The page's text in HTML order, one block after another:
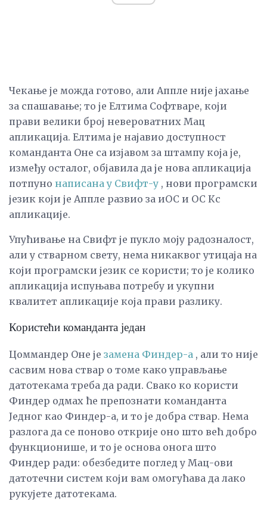
Чекање је можда готово, али Аппле није јахање
за спашавање; то је Елтима Софтваре, који
прави велики број невероватних Мац
апликација. Елтима је најавио доступност
команданта Оне са изјавом за штампу која је,
између осталог, објавила да је нова апликација
потпуно написана у Свифт-у , нови програмски
језик који је Аппле развио за иОС и ОС Кс
апликације.
Упућивање на Свифт је пукло моју радозналост,
али у стварном свету, нема никаквог утицаја на
који програмски језик се користи; то је колико
апликација испуњава потребу и укупни
квалитет апликације која прави разлику.
Користећи команданта један
Цоммандер Оне је замена Финдер-а , али то није
сасвим нова ствар о томе како управљање
датотекама треба да ради. Свако ко користи
Финдер одмах ће препознати команданта
Једног као Финдер-а, и то је добра ствар. Нема
разлога да се поново открије оно што већ добро
функционише, и то је основа онога што
Финдер ради: обезбедите поглед у Мац-ови
датотечни систем који вам омогућава да лако
рукујете датотекама.